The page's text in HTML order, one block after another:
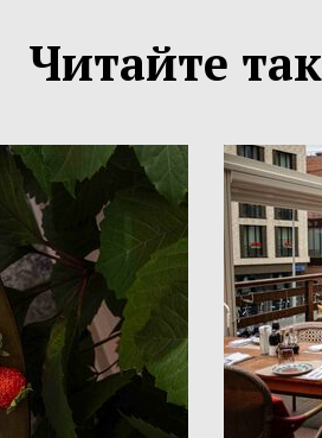
Читайте